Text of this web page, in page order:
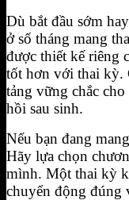
Dù bắt đầu sớm
ở số tháng mang
được thiết kế riêng
tốt hơn với thai kỳ.
tảng vững chắc
hồi sau sinh.
Nếu bạn đang
Hãy lựa chọn
mình. Một thai kỳ
chuyển động đúng